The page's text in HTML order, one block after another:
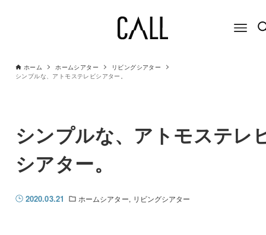
ホーム ホームシアター
リビングシアター
シンプルな、アトモステレビシアター。
シンプルな、アトモステレ
シアター。
2020.03.21 ホームシアター リビングシアター